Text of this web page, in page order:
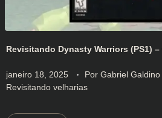
Revisitando Dynasty Warriors (PS1)
janeiro 18, 2025 Por Gabriel Galdino
Revisitando velharias